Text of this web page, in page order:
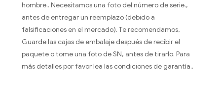
hombre.. Necesitamos una foto del número de serie.,
antes de entregar un reemplazo (debido a
falsificaciones en el mercado). Te recomendamos,
Guarde las cajas de embalaje después de recibir el
paquete o tome una foto de SN, antes de tirarlo. Para
más detalles por favor lea las condiciones de garantía..